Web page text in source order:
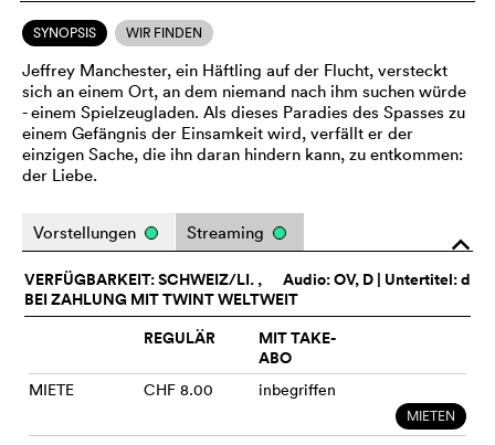
SYNOPSIS WIR FINDEN
Jeffrey Manchester, ein Häftling auf der Flucht, versteckt
sich an einem Ort, an dem niemand nach ihm suchen würde
- einem Spielzeugladen. Als dieses Paradies des Spasses zu
einem Gefängnis der Einsamkeit wird, verfällt er der
einzigen Sache, die ihn daran hindern kann, zu entkommen:
der Liebe.
o
Vorstellungen Streaming
Audio:OV, D | Untertitel: d
VERFÜGBARKEIT: SCHWEIZ/LI. ,
BEI ZAHLUNG MIT TWINT WELTWEIT
REGULÄR
MIT TAKE-
ABO
MIETE CHF 8.00 inbegriffen
MIETEN